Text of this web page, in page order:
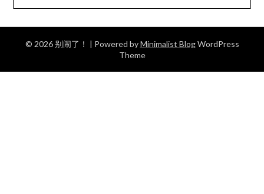
© 2026 别闹了！ | Powered byMinimalist BlogWordPress
Theme